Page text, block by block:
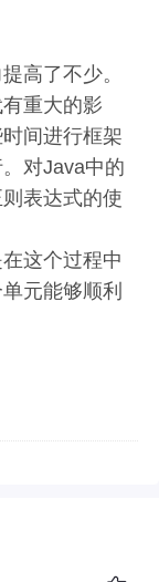
高了不少。
重大的影
间进行框架
对Java中的
表达式的使
这个过程中
元能够顺利